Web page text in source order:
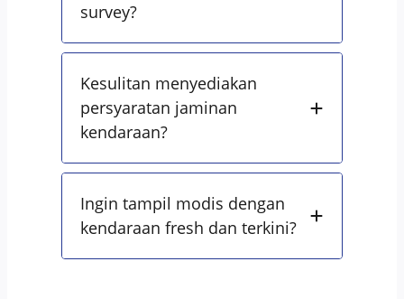
survey?
Kesulitan menyediakan
persyaratan jaminan
kendaraan?
Ingin tampil modis dengan
kendaraan fresh dan terkini?